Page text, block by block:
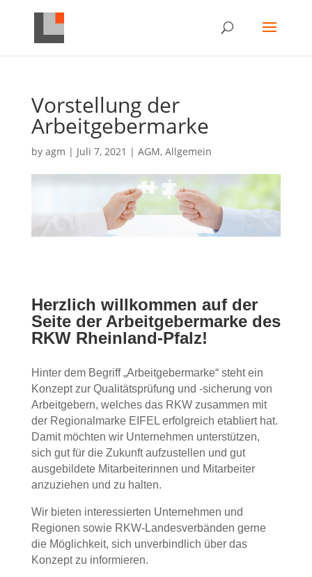
Vorstellung der
Arbeitgebermarke
by agm | Juli 7, 2021 | AGM, Allgemein
Herzlich willkommen auf der
Seite der Arbeitgebermarke des
RKW Rheinland-Pfalz!
Hinter dem Begriff „Arbeitgebermarke“ steht ein
Konzept zur Qualitätsprüfung und -sicherung von
Arbeitgebern, welches das RKW zusammen mit
der Regionalmarke EIFEL erfolgreich etabliert hat.
Damit möchten wir Unternehmen unterstützen,
sich gut für die Zukunft aufzustellen und gut
ausgebildete Mitarbeiterinnen und Mitarbeiter
anzuziehen und zu halten.
Wir bieten interessierten Unternehmen und
Regionen sowie RKW-Landesverbänden gerne
die Möglichkeit, sich unverbindlich über das
Konzept zu informieren.